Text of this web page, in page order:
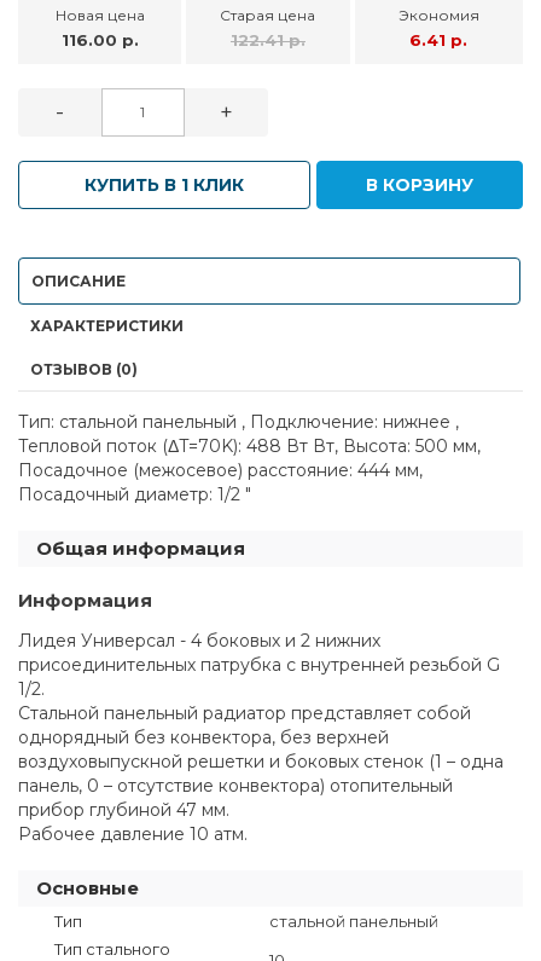
Новая цена
116.00 р.
Старая цена
122.41 р.
Экономия
6.41 р.
- +
КУПИТЬ В 1 КЛИК В КОРЗИНУ
ОПИСАНИЕ
ХАРАКТЕРИСТИКИ
ОТЗЫВОВ (0)
Тип: стальной панельный , Подключение: нижнее ,
Тепловой поток (ΔT=70K): 488 Вт Вт, Высота: 500 мм,
Посадочное (межосевое) расстояние: 444 мм,
Посадочный диаметр: 1/2 "
Общая информация
Информация
Лидея Универсал - 4 боковых и 2 нижних
присоединительных патрубка с внутренней резьбой G
1/2.
Стальной панельный радиатор представляет собой
однорядный без конвектора, без верхней
воздуховыпускной решетки и боковых стенок (1 – одна
панель, 0 – отсутствие конвектора) отопительный
прибор глубиной 47 мм.
Рабочее давление 10 атм.
Основные
Тип
стальной панельный
Тип стального